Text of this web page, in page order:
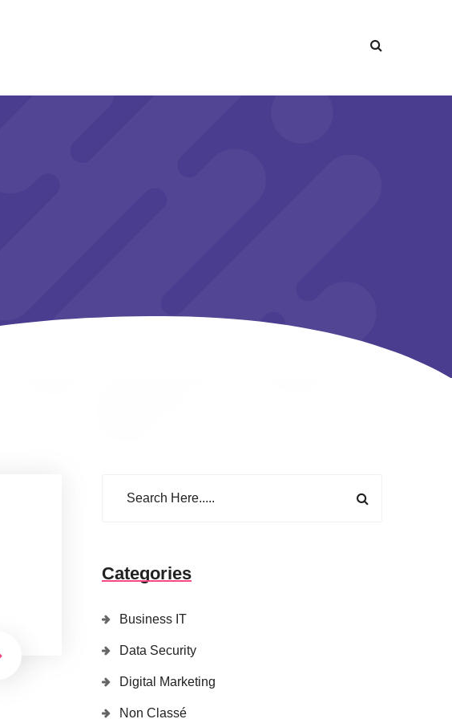
Categories
Business IT
Data Security
Digital Marketing
Non Classé